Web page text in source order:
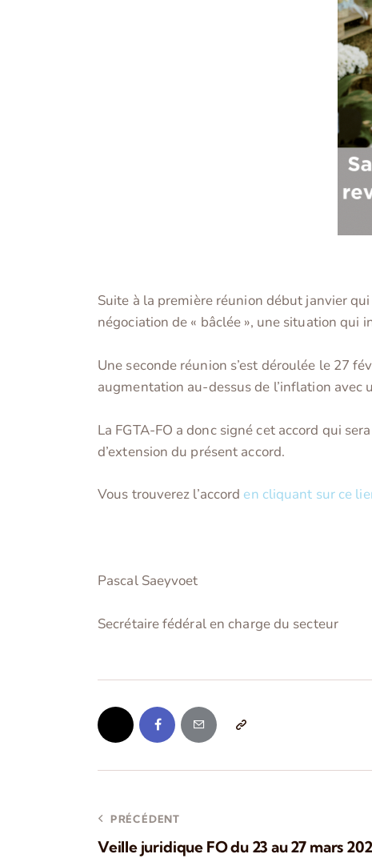
Suite à la première réunion début janvier
négociation de « bâclée », une situation qui
Une seconde réunion s’est déroulée le 27
augmentation au-dessus de l’inflation avec
La FGTA-FO a donc signé cet accord qui
d’extension du présent accord.
Vous trouverez l’accord en cliquant sur ce
Pascal Saeyvoet
Secrétaire fédéral en charge du secteur
PRÉCÉDENT
Veille juridique FO du 23 au 27 mars